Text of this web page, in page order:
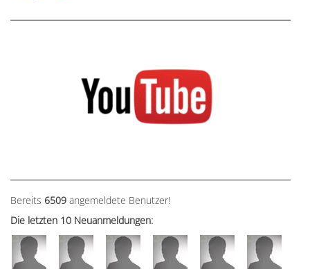
Bereits 6509 angemeldete Benutzer!
Die letzten 10 Neuanmeldungen: